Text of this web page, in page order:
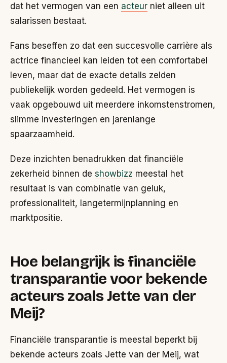
dat het vermogen van een acteur niet alleen uit
salarissen bestaat.
Fans beseffen zo dat een succesvolle carrière als
actrice financieel kan leiden tot een comfortabel
leven, maar dat de exacte details zelden
publiekelijk worden gedeeld. Het vermogen is
vaak opgebouwd uit meerdere inkomstenstromen,
slimme investeringen en jarenlange
spaarzaamheid.
Deze inzichten benadrukken dat financiële
zekerheid binnen de showbizz meestal het
resultaat is van combinatie van geluk,
professionaliteit, langetermijnplanning en
marktpositie.
Hoe belangrijk is financiële
transparantie voor bekende
acteurs zoals Jette van der
Meij?
Financiële transparantie is meestal beperkt bij
bekende acteurs zoals Jette van der Meij, wat